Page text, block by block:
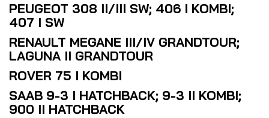
PEUGEOT 308 II/III SW; 406 I KOMBI;
407 I SW
RENAULT MEGANE III/IV GRANDTOUR;
LAGUNA II GRANDTOUR
ROVER 75 I KOMBI
SAAB 9-3 I HATCHBACK; 9-3 II KOMBI;
900 II HATCHBACK